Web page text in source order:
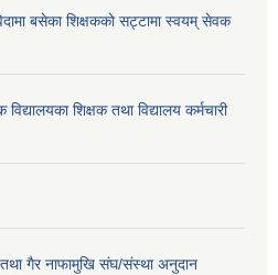
बसेका शिक्षककाे सट्टामा स्वयम् सेवक
शिक्षक तथा विद्यालय कर्मचारी
तथा गैर नाफामुखि संघ/संस्था अनुदान